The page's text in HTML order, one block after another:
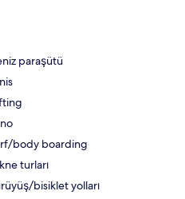
paraşütü
body boarding
turları
bisiklet yolları